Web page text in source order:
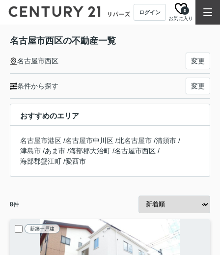
ログイン
お気に入り
0
名古屋市西区の不動産一覧
名古屋市西区 変更
条件から探す 変更
おすすめのエリア
名古屋市港区 /名古屋市中川区 /北名古屋市 /清須市 /
津島市 /あま市 /海部郡大治町 /名古屋市西区 /
海部郡蟹江町 /愛西市
8件
新築一戸建